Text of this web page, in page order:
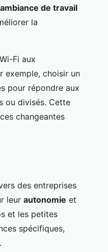
ambiance de travail
la
Fi aux
exemple, choisir un
pour répondre aux
ou divisés. Cette
changeantes
des entreprises
leur autonomie et
et les petites
spécifiques,